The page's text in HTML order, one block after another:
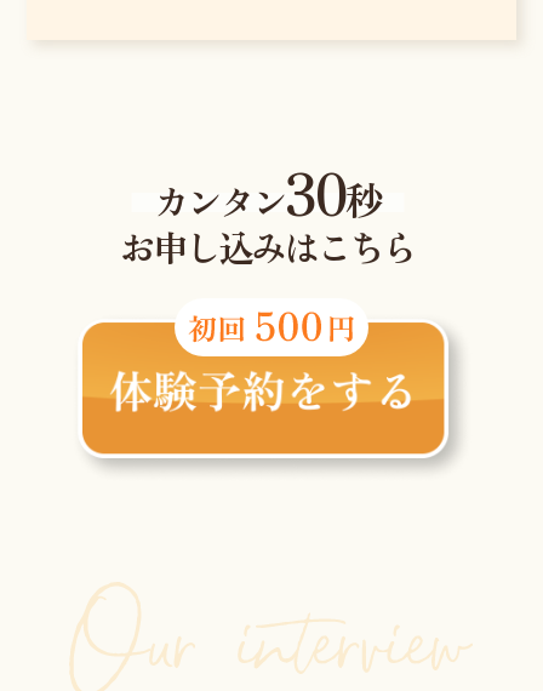
カンタン30秒
お申し込みはこちら